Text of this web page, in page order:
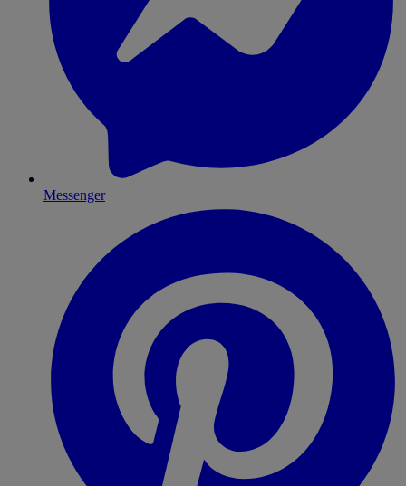
Messenger